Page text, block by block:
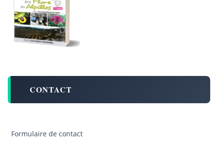
CONTACT
Formulaire de contact